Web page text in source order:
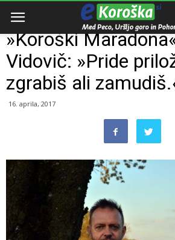
Domov
»Koroški
Vidovič: »Pride
zgrabiš ali
16. aprila, 2017